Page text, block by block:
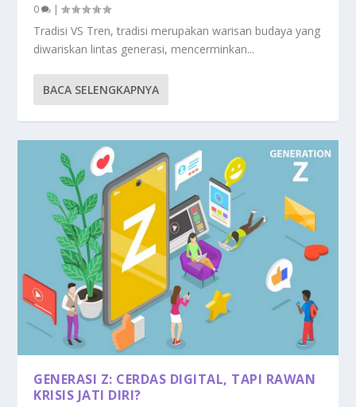
0
|
Tradisi VS Tren, tradisi merupakan warisan budaya yang
diwariskan lintas generasi, mencerminkan...
BACA SELENGKAPNYA
GENERASI Z: CERDAS DIGITAL, TAPI RAWAN
KRISIS JATI DIRI?